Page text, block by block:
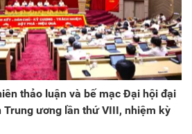
thảo luận và bế mạc Đại hội đại
Trung ương lần thứ VIII, nhiệm kỳ